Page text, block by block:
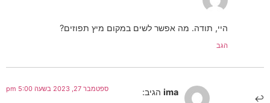
היי, תודה. מה אפשר לשים במקום מיץ תפוזים?
הגב
ima הגיב: ספטמבר 27, 2023 בשעה 5:00 pm